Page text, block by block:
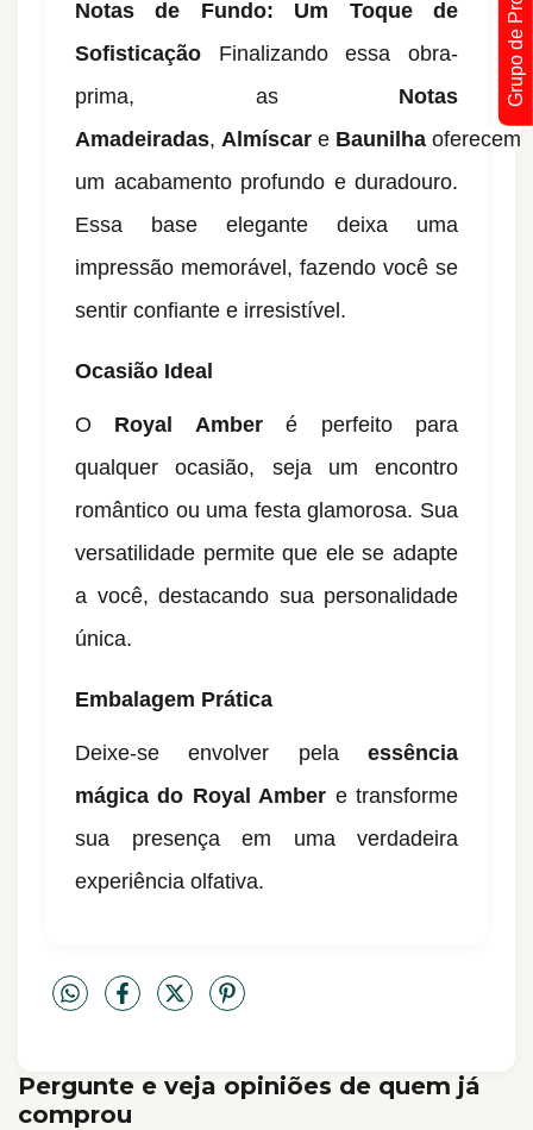
Notas de Fundo: Um Toque de
Sofisticação Finalizando essa obra-
prima, as Notas
Amadeiradas, Almíscar e Baunilha oferecem
um acabamento profundo e duradouro.
Essa base elegante deixa uma
impressão memorável, fazendo você se
sentir confiante e irresistível.
Ocasião Ideal
O Royal Amberé perfeito para
qualquer ocasião, seja um encontro
romântico ou uma festa glamorosa. Sua
versatilidade permite que ele se adapte
a você, destacando sua personalidade
única.
Embalagem Prática
Deixe-se envolver pela essência
mágica do Royal Amber e transforme
sua presença em uma verdadeira
experiência olfativa.
Pergunte e veja opiniões de quem já
comprou